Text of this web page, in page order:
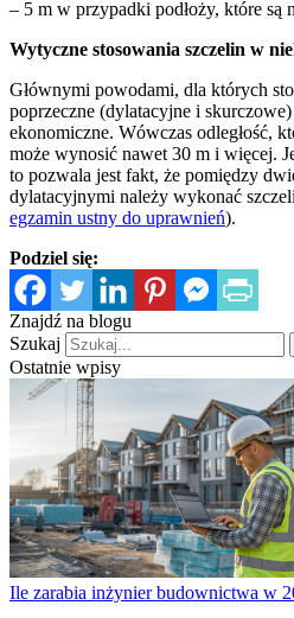
– 5 m w przypadki podłoży, które są
Wytyczne stosowania szczelin w
Głównymi powodami, dla których
poprzeczne (dylatacyjne i
ekonomiczne. Wówczas odległość,
może wynosić nawet 30 m i więcej.
to pozwala jest fakt, że pomiędzy
dylatacyjnymi należy wykonać
egzamin ustny do uprawnień).
Podziel się:
Znajdź na blogu
Szukaj
Ostatnie wpisy
Ile zarabia inżynier budownictwa w